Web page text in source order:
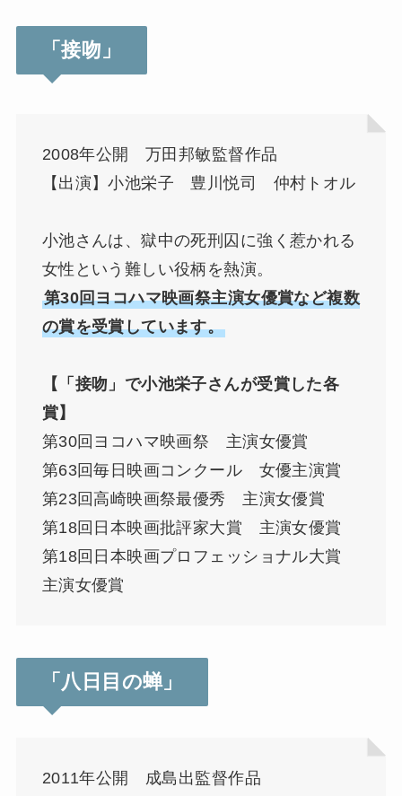
「接吻」
2008年公開 万田邦敏監督作品
【出演】小池栄子 豊川悦司 仲村トオル
小池さんは、獄中の死刑囚に強く惹かれる
女性という難しい役柄を熱演。
第30回ヨコハマ映画祭主演女優賞など複数
の賞を受賞しています。
【「接吻」で小池栄子さんが受賞した各
賞】
第30回ヨコハマ映画祭 主演女優賞
第63回毎日映画コンクール 女優主演賞
第23回高崎映画祭最優秀 主演女優賞
第18回日本映画批評家大賞 主演女優賞
第18回日本映画プロフェッショナル大賞
主演女優賞
「八日目の蝉」
2011年公開 成島出監督作品